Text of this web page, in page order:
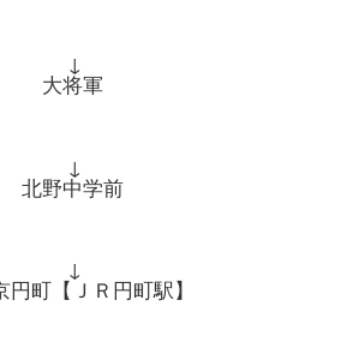
↓
大将軍
↓
北野中学前
↓
円町【ＪＲ円町駅】